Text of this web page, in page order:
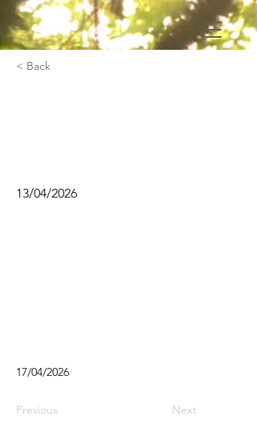
< Back
13/04/2026
17/04/2026
Previous Next